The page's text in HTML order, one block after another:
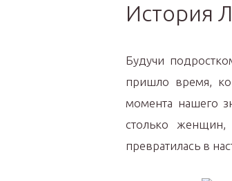
История
Будучи
пришло время,
момента нашего
столько
превратилась в